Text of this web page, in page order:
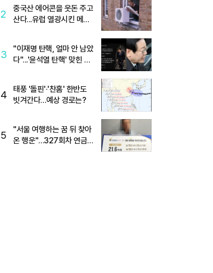
2
중국산 에어콘을 웃돈 주고
산다...유럽 열광시킨 메이
3
"이재명 탄핵, 얼마 안 남았
다"...'윤석열 탄핵' 맞힌 무
4
태풍 '돌핀'·'찬홈' 한반도
빗겨간다…예상 경로는?
5
"서울 여행하는 꿈 뒤 찾아
온 행운"…327회차 연금